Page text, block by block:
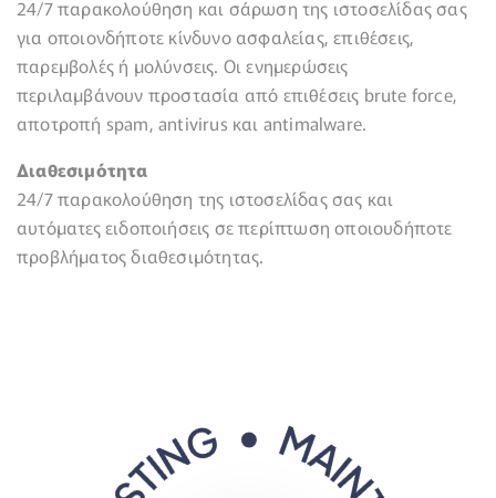
24/7 παρακολούθηση και σάρωση της ιστοσελίδας σας
για οποιονδήποτε κίνδυνο ασφαλείας, επιθέσεις,
παρεμβολές ή μολύνσεις. Οι ενημερώσεις
περιλαμβάνουν προστασία από επιθέσεις brute force,
αποτροπή spam, antivirus και antimalware.
Διαθεσιμότητα
24/7 παρακολούθηση της ιστοσελίδας σας και
αυτόματες ειδοποιήσεις σε περίπτωση οποιουδήποτε
προβλήματος διαθεσιμότητας.